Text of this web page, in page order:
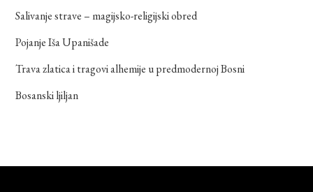
Salivanje strave – magijsko-religijski obred
Pojanje Iša Upanišade
Trava zlatica i tragovi alhemije u predmodernoj Bosni
Bosanski ljiljan